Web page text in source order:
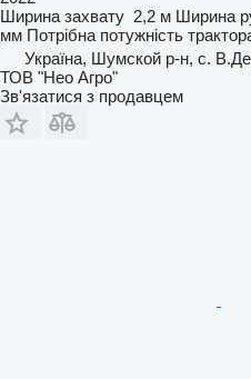
Ширина захвату 2,2 м Ширина
мм Потрібна потужність
Україна, Шумской р-н, с.
ТОВ "Нео Агро"
Зв'язатися з продавцем